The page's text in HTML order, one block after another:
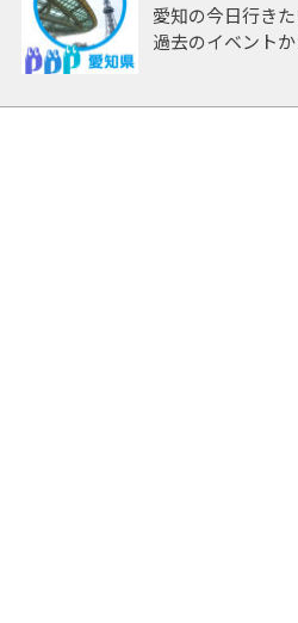
愛知の今日行き
過去のイベント